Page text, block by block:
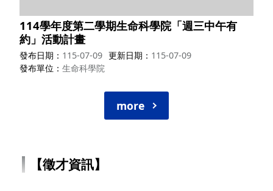
114學年度第二學期生命科學院「週三中午有
約」活動計畫
發布日期 115-07-09 更新日期
115-07-09
發布單位
生命科學院
more
【徵才資訊】